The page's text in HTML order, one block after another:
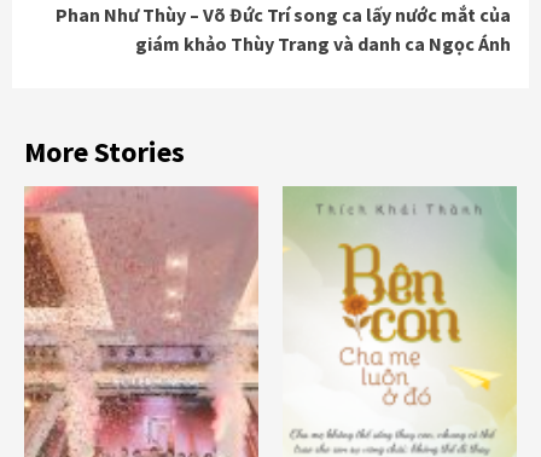
Phan Như Thùy – Võ Đức Trí song ca lấy nước mắt của
giám khảo Thùy Trang và danh ca Ngọc Ánh
More Stories